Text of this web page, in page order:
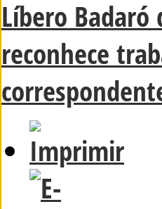
Líbero Badaró
reconhece